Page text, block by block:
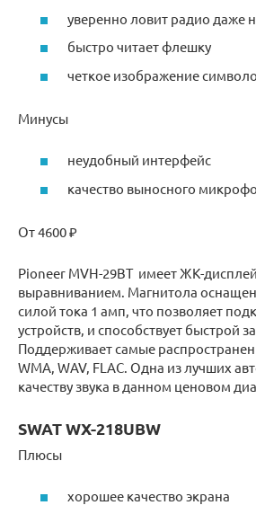
уверенно ловит радио даже
быстро читает флешку
четкое изображение
Минусы
неудобный интерфейс
качество выносного
От 4600 ₽
Pioneer MVH-29BT имеет ЖК-
выравниванием. Магнитола
силой тока 1 амп, что позволяет
устройств, и способствует быстрой
Поддерживает самые
WMA, WAV, FLAC. Одна из лучших
качеству звука в данном ценовом
SWAT WX-218UBW
Плюсы
хорошее качество экрана